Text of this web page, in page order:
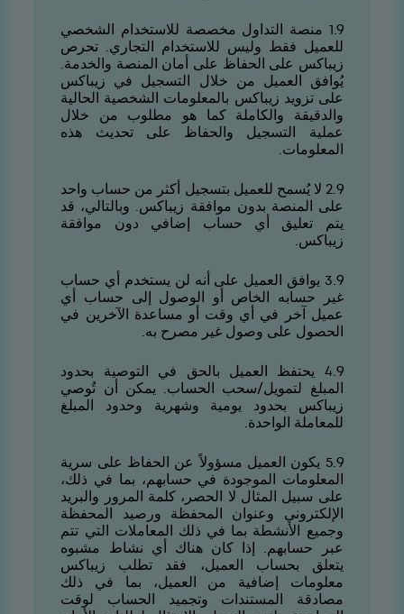
9.1 منصة التداول مخصصة للاستخدام الشخصي
للعميل فقط وليس للاستخدام التجاري. تحرص
زيباكس على الحفاظ على أمان المنصة والخدمة.
يُوافق العميل من خلال التسجيل في زيباكس
على تزويد زيباكس بالمعلومات الشخصية الحالية
والدقيقة والكاملة كما هو مطلوب من خلال
عملية التسجيل والحفاظ على تحديث هذه
المعلومات.
9.2 لا يُسمح للعميل بتسجيل أكثر من حساب واحد
على المنصة بدون موافقة زيباكس. وبالتالي، قد
يتم تعليق أي حساب إضافي دون موافقة
زيباكس.
9.3 يوافق العميل على أنه لن يستخدم أي حساب
غير حسابه الخاص أو الوصول إلى حساب أي
عميل آخر في أي وقت أو مساعدة الآخرين في
الحصول على وصول غير مصرح به.
9.4 يحتفظ العميل بالحق في التوصية بحدود
المبلغ لتمويل/سحب الحساب. يمكن أن تُوصي
زيباكس بحدود يومية وشهرية وحدود المبلغ
للمعاملة الواحدة.
9.5 يكون العميل مسؤولاً عن الحفاظ على سرية
المعلومات الموجودة في حسابهم، بما في ذلك،
على سبيل المثال لا الحصر، كلمة المرور والبريد
الإلكتروني وعنوان المحفظة ورصيد المحفظة
وجميع الأنشطة بما في ذلك المعاملات التي تتم
عبر حسابهم. إذا كان هناك أي نشاط مشبوه
يتعلق بحساب العميل، فقد تطلب زيباكس
معلومات إضافية من العميل، بما في ذلك
مصادقة المستندات وتجميد الحساب لوقت